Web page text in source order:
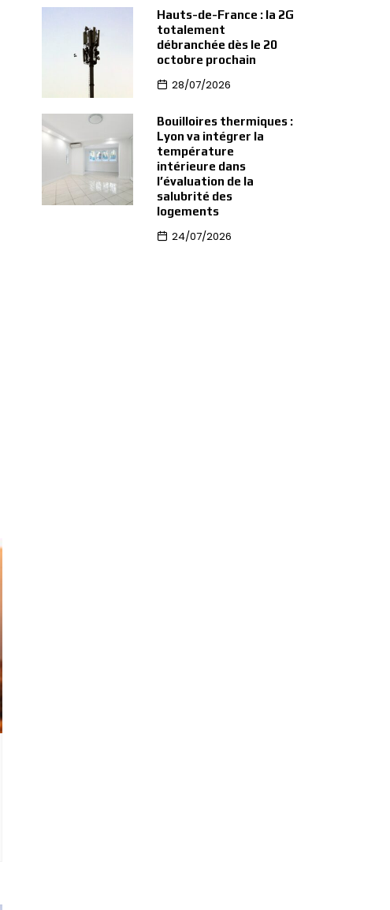
Hauts-de-France : la 2G
totalement
débranchée dès le 20
octobre prochain
28/07/2026
Bouilloires thermiques :
Lyon va intégrer la
température
intérieure dans
l’évaluation de la
salubrité des
logements
24/07/2026